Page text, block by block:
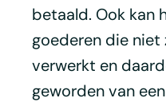
betaald. Ook kan
goederen die niet
verwerkt en
geworden van